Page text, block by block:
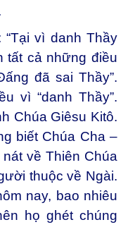
vì danh Thầy
tất cả những điều
đã sai Thầy”.
vì “danh Thầy”.
Chúa Giêsu Kitô.
biết Chúa Cha –
về Thiên Chúa
thuộc về Ngài.
nay, bao nhiêu
họ ghét chúng